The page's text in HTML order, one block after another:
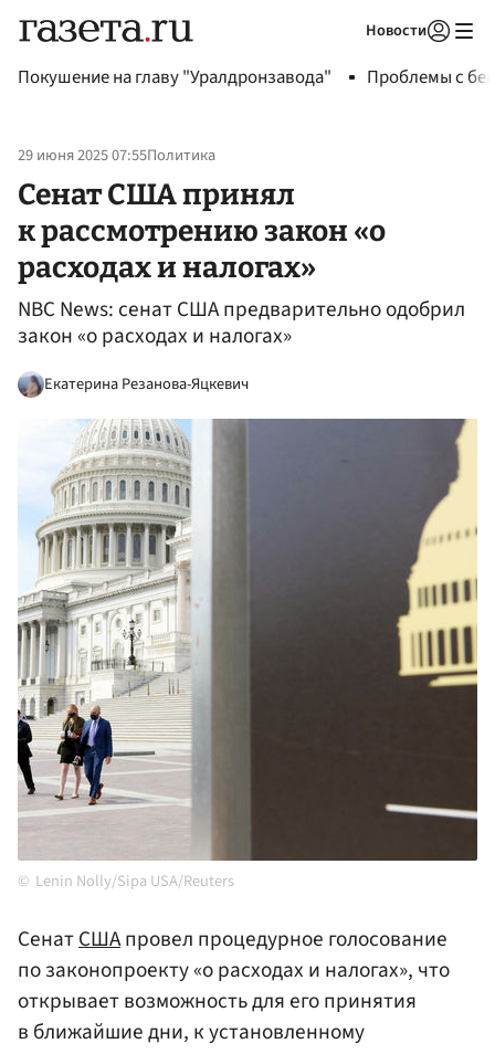
Новости
Покушение на главу "Уралдронзавода" Проблемы с
29 июня 2025 07:55Политика
Сенат США принял
к рассмотрению закон «о
расходах и налогах»
NBC News: сенат США предварительно одобрил
закон «о расходах и налогах»
Екатерина Резанова-Яцкевич
Lenin Nolly/Sipa USA/Reuters
СенатСШАпровел процедурное голосование
по законопроекту «о расходах и налогах», что
открывает возможность для его принятия
в ближайшие дни, к установленному